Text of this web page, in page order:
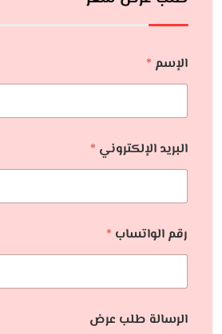
الإسم *
البريد الإلكتروني *
رقم الواتساب *
الرسالة طلب عرض